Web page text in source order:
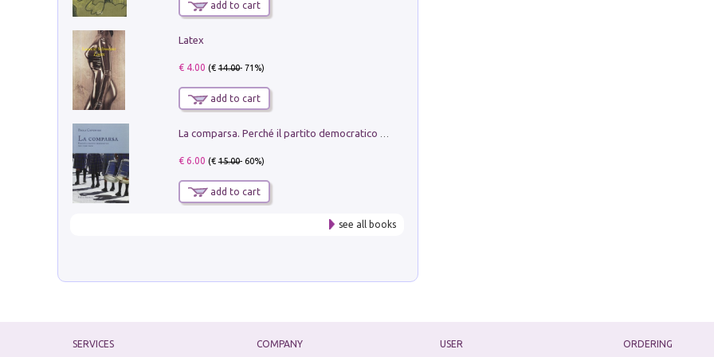
add to cart
Latex
€ 4.00 (€14.00- 71%)
add to cart
€ 6.00 (€15.00- 60%)
add to cart
see all books
SERVICES
COMPANY
USER
ORDERING